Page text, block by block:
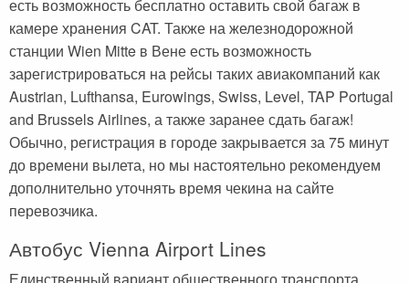
есть возможность бесплатно оставить свой багаж в
камере хранения CAT. Также на железнодорожной
станции Wien Mitte в Вене есть возможность
зарегистрироваться на рейсы таких авиакомпаний как
Austrian, Lufthansa, Eurowings, Swiss, Level, TAP Portugal
and Brussels Airlines, а также заранее сдать багаж!
Обычно, регистрация в городе закрывается за 75 минут
до времени вылета, но мы настоятельно рекомендуем
дополнительно уточнять время чекина на сайте
перевозчика.
Автобус Vienna Airport Lines
Единственный вариант общественного транспорта,